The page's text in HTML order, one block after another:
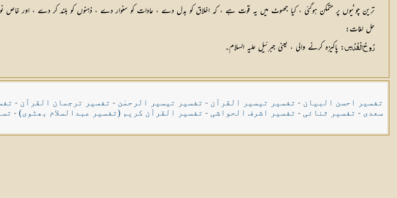
ترین چوٹیوں پر متمکن ہوگئی ، کیا جھوٹ میں یہ قوت ہے ، کہ اخلاق کو بدل دے ، عادات کو سنوار دے ، ذہنوں کو بلند کر دے ، اور خاص
حل لغات:
رُوحُ الْقُدُسِ: پاکیزہ کرنے والی ، یعنی جبرئیل علیہ السلام۔
تفسیر احسن البیان - تفسیر تیسیر القرآن - تفسیر تیسیر الرحمٰن - تفسیر ترجمان القرآن -
سعدی - تفسیر ثنائی - تفسیر اشرف الحواشی - تفسیر القرآن کریم (تفسیر عبدالسلام بھٹوی) -